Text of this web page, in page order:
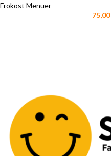
Frokost Menuer
75,00